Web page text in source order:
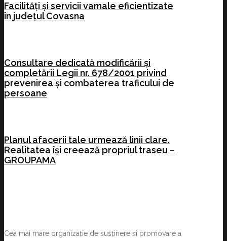
Facilități și servicii vamale eficientizate
în județul Covasna
Consultare dedicată modificării și
completării Legii nr. 678/2001 privind
prevenirea și combaterea traficului de
persoane
Planul afacerii tale urmează linii clare.
Realitatea își creează propriul traseu –
GROUPAMA
Cea mai mare organizație de susținere și promovare a